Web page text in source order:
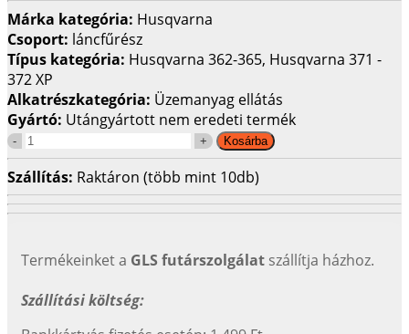
Márka kategória: Husqvarna
Csoport: láncfűrész
Típus kategória: Husqvarna 362-365, Husqvarna 371 -
372 XP
Alkatrészkategória: Üzemanyag ellátás
Gyártó: Utángyártott nem eredeti termék
Szállítás: Raktáron (több mint 10db)
Termékeinket a GLS futárszolgálat szállítja házhoz.
Szállítási költség: